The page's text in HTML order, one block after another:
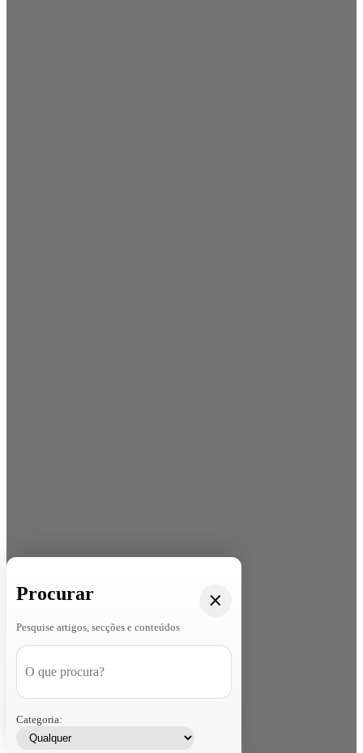
Procurar
Pesquise artigos, secções e conteúdos
Categoria: